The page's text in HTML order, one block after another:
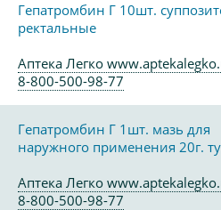
Гепатромбин Г 10шт.
ректальные
Аптека Легко
8-800-500-98-77
Гепатромбин Г 1шт. мазь для
наружного применения 20г.
Аптека Легко
8-800-500-98-77